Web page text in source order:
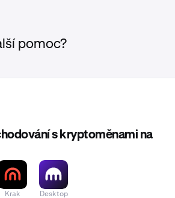
pomoc?
s kryptoměnami na
Krak Desktop